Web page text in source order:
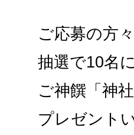
ご応募の方
抽選で10名に
ご神饌「神
プレゼント